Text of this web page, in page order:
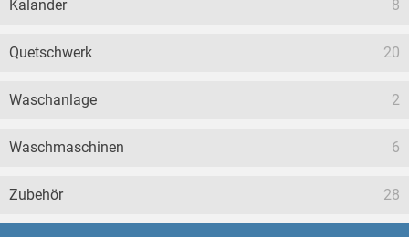
Kalander 8
Quetschwerk 20
Waschanlage 2
Waschmaschinen 6
Zubehör 28